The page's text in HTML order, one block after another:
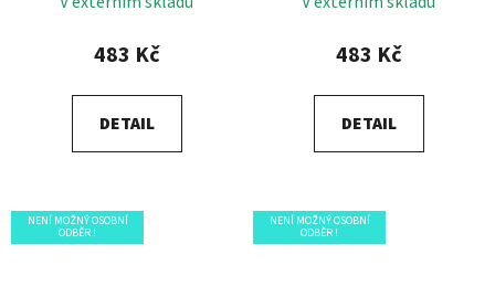
483 Kč
DETAIL
483 Kč
DETAIL
NENÍ MOŽNÝ OSOBNÍ
ODBĚR !
NENÍ MOŽNÝ OSOBNÍ
ODBĚR !